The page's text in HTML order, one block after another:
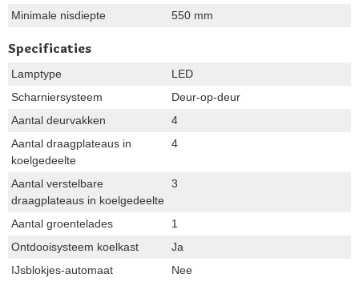
Minimale nisdiepte
550 mm
Specificaties
Lamptype
LED
Scharniersysteem
Deur-op-deur
Aantal deurvakken
4
Aantal draagplateaus in
koelgedeelte
4
Aantal verstelbare
draagplateaus in koelgedeelte
3
Aantal groentelades
1
Ontdooisysteem koelkast
Ja
IJsblokjes-automaat
Nee